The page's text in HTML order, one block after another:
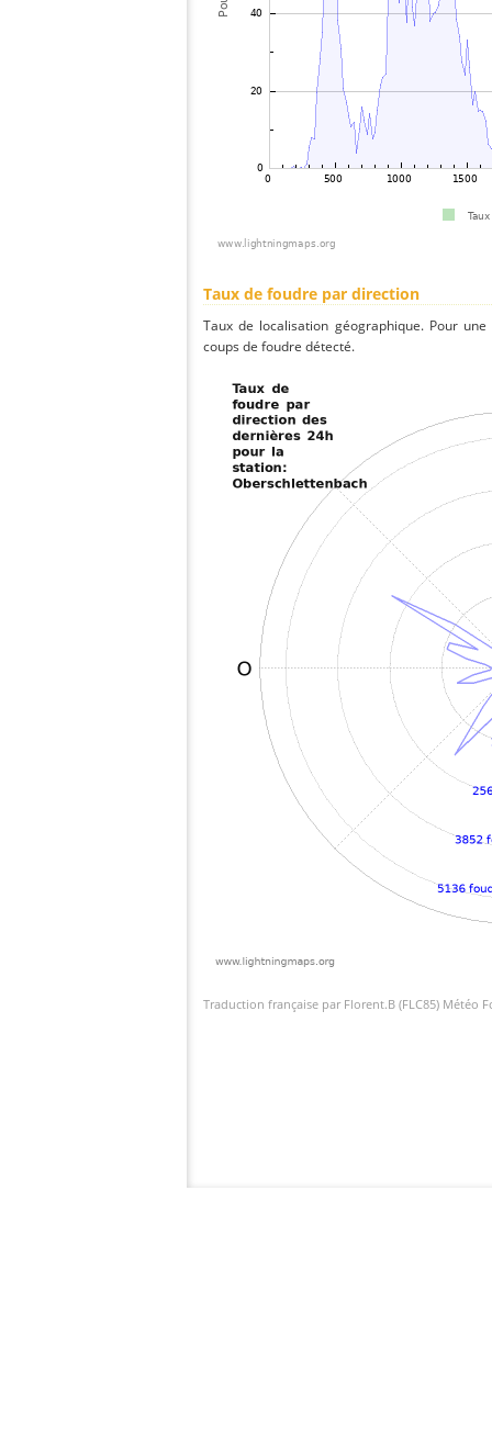
Taux de foudre par direction
Taux de localisation géographique. Pour
coups de foudre détecté.
Traduction française par Florent.B (FLC85) Météo